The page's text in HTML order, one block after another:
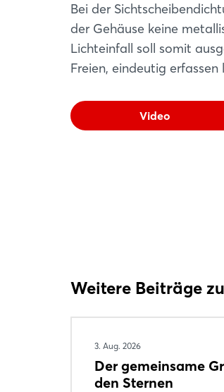
Bei der
der Gehäuse keine
Lichteinfall soll somit
Freien, eindeutig erfassen
Video
Weitere Beiträge
3. Aug. 2026
Der gemeinsame
den Sternen